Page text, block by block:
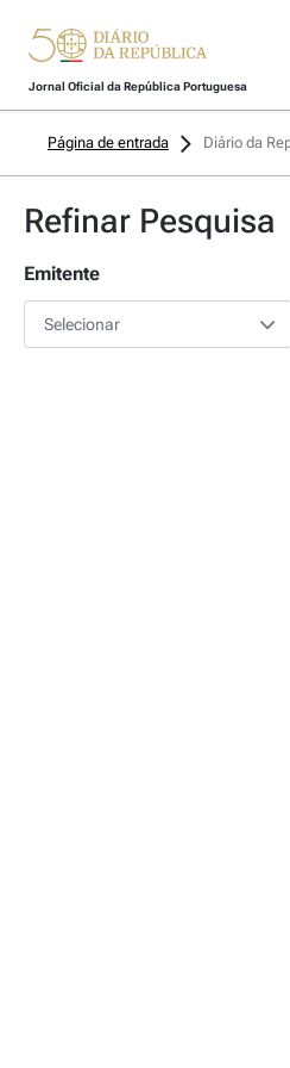
Jornal Oficial da República Portuguesa
Página de entrada Diário da
Refinar Pesquisa
Emitente
Selecionar